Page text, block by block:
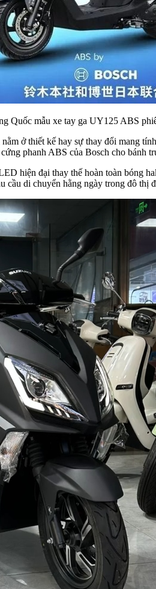
Quốc mẫu xe tay ga UY125 ABS
ở thiết kế hay sự thay đổi mang
phanh ABS của Bosch cho bánh
hiện đại thay thế hoàn toàn bóng
cầu di chuyển hằng ngày trong đô thị